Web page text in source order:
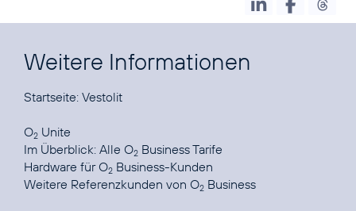
Weitere Informationen
Startseite: Vestolit
O2 Unite
Im Überblick: Alle O2 Business Tarife
Hardware für O2 Business-Kunden
Weitere Referenzkunden von O2 Business